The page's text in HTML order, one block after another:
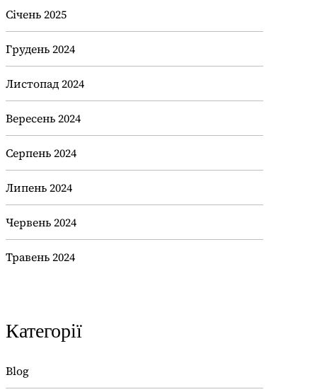
Січень 2025
Грудень 2024
Листопад 2024
Вересень 2024
Серпень 2024
Липень 2024
Червень 2024
Травень 2024
Категорії
Blog